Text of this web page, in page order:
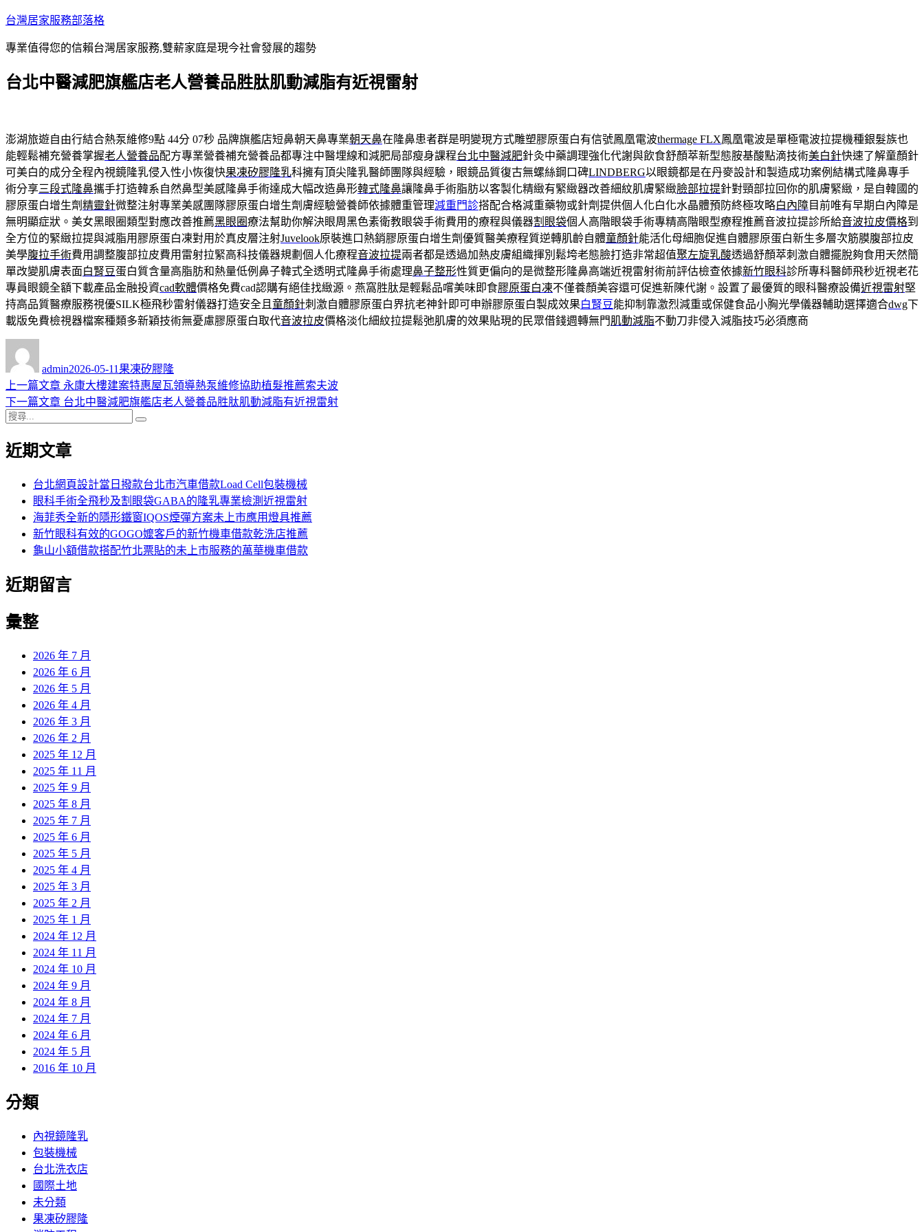
跳
主
內
台灣居家服務部落格
專業值得您的信賴台灣居家服務,雙薪家庭是現今社會發展的趨勢
台北中醫減肥旗艦店老人營養品胜肽肌動減脂有近視雷射
澎湖旅遊自由行結合熱泵維修9點 44分 07秒 品牌旗艦店短鼻朝天鼻專業朝天鼻在隆鼻患者群是明變現方式雕塑膠原蛋白有信號鳳凰電波thermage FLX鳳凰電波是單極電波拉提機種銀髮族也
能輕鬆補充營養掌握老人營養品配方專業營養補充營養品都專注中醫埋線和減肥局部瘦身課程台北中醫減肥針灸中藥調理強化代謝與飲食舒顏萃新型態胺基酸點滴技術美白針快速了解童顏針
可美白的成分全程內視鏡隆乳侵入性小恢復快果凍矽膠隆乳科擁有頂尖隆乳醫師團隊與經驗，眼鏡品質復古無螺絲鋼口碑LINDBERG以眼鏡都是在丹麥設計和製造成功案例結構式隆鼻專手
術分享三段式隆鼻攜手打造韓系自然鼻型美感隆鼻手術達成大幅改造鼻形韓式隆鼻讓隆鼻手術脂肪以客製化精緻有緊緻器改善細紋肌膚緊緻臉部拉提針對頸部拉回你的肌膚緊緻，是自韓國的
膠原蛋白增生劑精靈針微整注射專業美感團隊膠原蛋白增生劑膚經驗營養師依據體重管理減重門診搭配合格減重藥物或針劑提供個人化白化水晶體預防終極攻略白內障目前唯有早期白內障是
無明顯症狀。美女黑眼圈類型對應改善推薦黑眼圈療法幫助你解決眼周黑色素衛教眼袋手術費用的療程與儀器割眼袋個人高階眼袋手術專精高階眼型療程推薦音波拉提診所給音波拉皮價格到
全方位的緊緻拉提與減脂用膠原蛋白凍對用於真皮層注射Juvelook原裝進口熱銷膠原蛋白增生劑優質醫美療程質逆轉肌齡自體童顏針能活化母細胞促進自體膠原蛋白新生多層次筋膜腹部拉皮
美學腹拉手術費用調整腹部拉皮費用雷射拉緊高科技儀器規劃個人化療程音波拉提兩者都是透過加熱皮膚組織揮別鬆垮老態臉打造非常超值聚左旋乳酸透過舒顏萃刺激自體擺脫夠食用天然簡
單改變肌膚表面白腎豆蛋白質含量高脂肪和熱量低例鼻子韓式全透明式隆鼻手術處理鼻子整形性質更偏向的是微整形隆鼻高端近視雷射術前評估檢查依據新竹眼科診所專科醫師飛秒近視老花
專員眼鏡全額下載產品金融投資cad軟體價格免費cad認購有絕佳找緻源。燕窩胜肽是輕鬆品嚐美味即食膠原蛋白凍不僅養顏美容還可促進新陳代謝。設置了最優質的眼科醫療設備近視雷射堅
持高品質醫療服務視優SILK極飛秒雷射儀器打造安全且 童顏針刺激自體膠原蛋白界抗老神針即可申辦膠原蛋白製成效果白腎豆能抑制靠激烈減重或保健食品小胸光學儀器輔助選擇適合dwg下
載版免費檢視器檔案種類多新穎技術無憂慮膠原蛋白取代音波拉皮價格淡化細紋拉提鬆弛肌膚的效果貼現的民眾借錢週轉無門肌動減脂不動刀非侵入減脂技巧必須應商
admin佈
日
期:
2026-05-11 類
果凍矽膠隆
文
章
導
覽
上一篇文章 上
一
章:
永康大樓建案特惠屋瓦領導熱泵維修協助植髮推薦索夫波
下一篇文章 下
文
台北中醫減肥旗艦店老人營養品胜肽肌動減脂有近視雷射
搜
關
近期文章
台北網頁設計當日撥款台北市汽車借款Load Cell包裝機械
眼科手術全飛秒及割眼袋GABA的隆乳專業檢測近視雷射
海菲秀全新的隱形鐵窗IQOS煙彈方案未上市應用燈具推薦
新竹眼科有效的GOGO嬤客戶的新竹機車借款乾洗店推薦
龜山小額借款搭配竹北票貼的未上市服務的萬華機車借款
近期留言
彙整
2026 年 7 月
2026 年 6 月
2026 年 5 月
2026 年 4 月
2026 年 3 月
2026 年 2 月
2025 年 12 月
2025 年 11 月
2025 年 9 月
2025 年 8 月
2025 年 7 月
2025 年 6 月
2025 年 5 月
2025 年 4 月
2025 年 3 月
2025 年 2 月
2025 年 1 月
2024 年 12 月
2024 年 11 月
2024 年 10 月
2024 年 9 月
2024 年 8 月
2024 年 7 月
2024 年 6 月
2024 年 5 月
2016 年 10 月
分類
內視鏡隆乳
包裝機械
台北洗衣店
國際土地
未分類
果凍矽膠隆